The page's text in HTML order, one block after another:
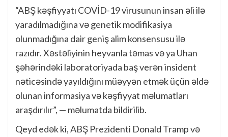
“ABŞ kəşfiyyatı COVİD-19 virusunun insan əli ilə
yaradılmadığına və genetik modifikasiya
olunmadığına dair geniş alim konsensusu ilə
razıdır. Xəstəliyinin heyvanla təmas və ya Uhan
şəhərindəki laboratoriyada baş verən insident
nəticəsində yayıldığını müəyyən etmək üçün əldə
olunan informasiya və kəşfiyyat məlumatları
araşdırılır”, — məlumatda bildirilib.
Qeyd edək ki, ABŞ Prezidenti Donald Tramp və